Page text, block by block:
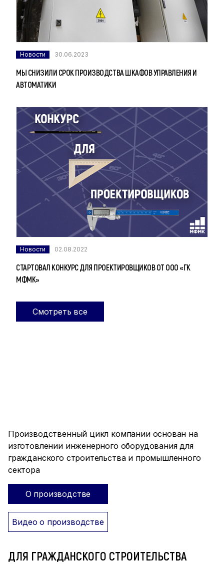
Новости 30.06.2023
МЫ СНИЗИЛИ СРОК ПРОИЗВОДСТВА ШКАФОВ УПРАВЛЕНИЯ И
АВТОМАТИКИ
Новости 02.08.2022
СТАРТОВАЛ КОНКУРС ДЛЯ ПРОЕКТИРОВЩИКОВ ОТ ООО «ГК
МФМК»
Смотреть все
Производственный цикл компании основан на
изготовлении инженерного оборудования для
гражданского строительства и промышленного
сектора
О производстве
Видео о производстве
ДЛЯ ГРАЖДАНСКОГО СТРОИТЕЛЬСТВА